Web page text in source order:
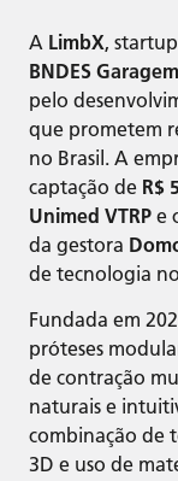
A LimbX,
BNDES Garagem
pelo
que prometem
no Brasil. A
captação de R$
Unimed VTRP e
da gestora
de tecnologia
Fundada em
próteses
de contração
naturais e
combinação de
3D e uso de